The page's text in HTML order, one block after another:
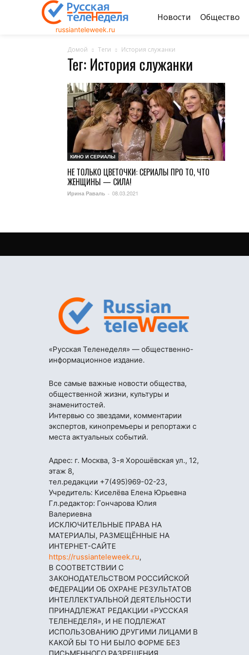
russianteleweek.ru
Новости Общество
Домой Теги История служанки
Тег: История служанки
КИНО И СЕРИАЛЫ
НЕ ТОЛЬКО ЦВЕТОЧКИ: СЕРИАЛЫ ПРО ТО, ЧТО
ЖЕНЩИНЫ — СИЛА!
Ирина Раваль - 08.03.2021
«Русская Теленеделя» — общественно-
информационное издание.
Все самые важные новости общества,
общественной жизни, культуры и
знаменитостей.
Интервью со звездами, комментарии
экспертов, кинопремьеры и репортажи с
места актуальных событий.
Адрес: г. Москва, 3-я Хорошёвская ул., 12,
этаж 8,
тел.редакции +7(495)969-02-23,
Учредитель: Киселёва Елена Юрьевна
Гл.редактор: Гончарова Юлия
Валериевна
ИСКЛЮЧИТЕЛЬНЫЕ ПРАВА НА
МАТЕРИАЛЫ, РАЗМЕЩЁННЫЕ НА
ИНТЕРНЕТ-САЙТЕ
https://russianteleweek.ru,
В СООТВЕТСТВИИ С
ЗАКОНОДАТЕЛЬСТВОМ РОССИЙСКОЙ
ФЕДЕРАЦИИ ОБ ОХРАНЕ РЕЗУЛЬТАТОВ
ИНТЕЛЛЕКТУАЛЬНОЙ ДЕЯТЕЛЬНОСТИ
ПРИНАДЛЕЖАТ РЕДАКЦИИ «РУССКАЯ
ТЕЛЕНЕДЕЛЯ», И НЕ ПОДЛЕЖАТ
ИСПОЛЬЗОВАНИЮ ДРУГИМИ ЛИЦАМИ В
КАКОЙ БЫ ТО НИ БЫЛО ФОРМЕ БЕЗ